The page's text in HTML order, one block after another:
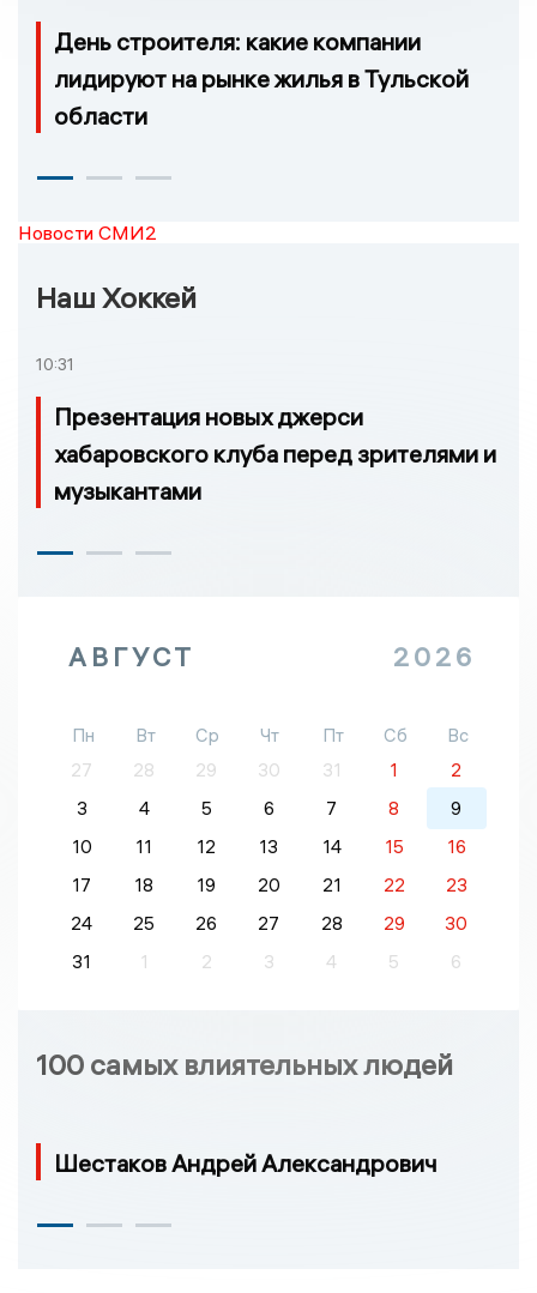
День строителя: какие компании
лидируют на рынке жилья в Тульской
области
Новости СМИ2
Наш Хоккей
10:31
Презентация новых джерси
хабаровского клуба перед зрителями и
музыкантами
АВГУСТ 2026
Пн Вт Ср Чт Пт Сб
Вс
27
28 29 30 31 1
2
3
4 5 6 7 8
9
10
11 12 13 14 15
16
17
18 19 20 21 22
23
24
25 26 27 28 29
30
31
1 2 3 4 5 6
100 самых влиятельных людей
Шестаков Андрей Александрович